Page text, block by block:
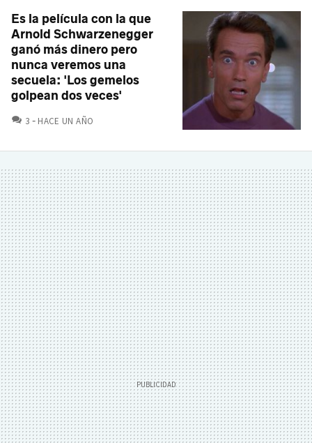
Es la película con la que
Arnold Schwarzenegger
ganó más dinero pero
nunca veremos una
secuela: 'Los gemelos
golpean dos veces'
3 COMENTARIOS
HACE UN AÑO